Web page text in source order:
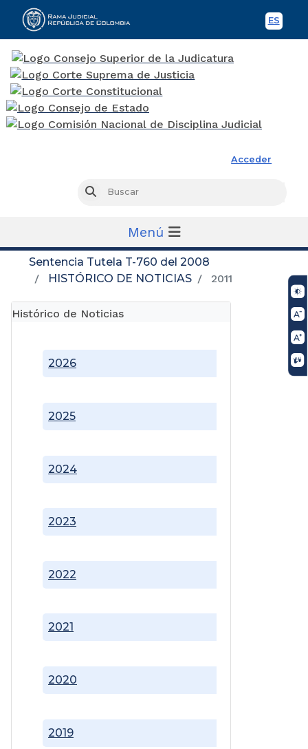
ES
Acceder
Buscar
Menú
Sentencia Tutela T-760 del 2008
HISTÓRICO DE NOTICIAS
2011
Histórico de Noticias
2019
2020
2021
2022
2023
2024
2025
2026